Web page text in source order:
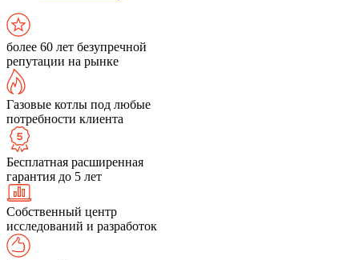
более 60 лет безупречной
репутации на рынке
Газовые котлы под любые
потребности клиента
Бесплатная расширенная
гарантия до 5 лет
Собственный центр
исследований и разработок